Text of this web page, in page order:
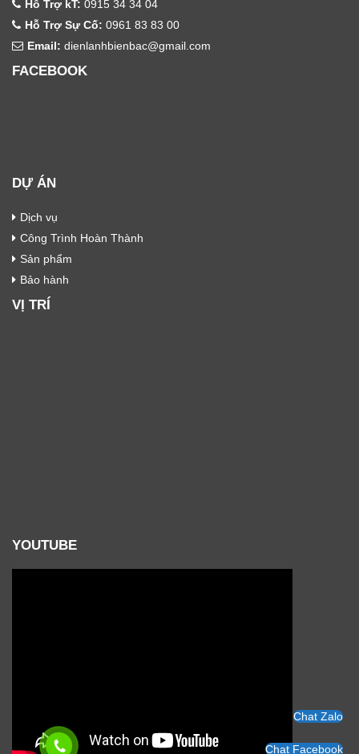
Hỗ Trợ kT: 0915 34 34 04
Hỗ Trợ Sự Cố: 0961 83 83 00
Email: dienlanhbienbac@gmail.com
FACEBOOK
DỰ ÁN
Dịch vụ
Công Trình Hoàn Thành
Sản phẩm
Bảo hành
VỊ TRÍ
YOUTUBE
Chat Zalo
Chat Facebook